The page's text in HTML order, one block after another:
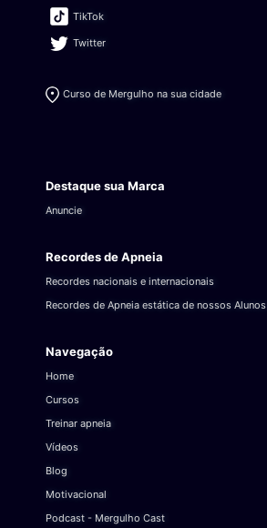
TikTok
Twitter
Curso de Mergulho na sua cidade
Destaque sua Marca
Anuncie
Recordes de Apneia
Recordes nacionais e internacionais
Recordes de Apneia estática de nossos Alunos
Navegação
Home
Cursos
Treinar apneia
Vídeos
Blog
Motivacional
Podcast - Mergulho Cast